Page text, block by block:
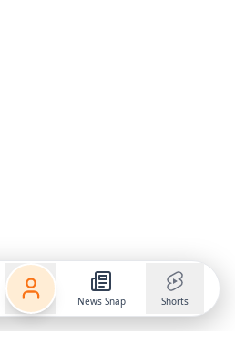
News Snap Shorts